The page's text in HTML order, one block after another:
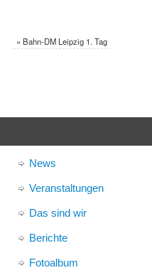
«Bahn-DM Leipzig 1. Tag
News
Veranstaltungen
Das sind wir
Berichte
Fotoalbum